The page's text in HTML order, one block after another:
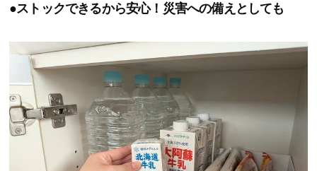
●ストックできるから安心！災害への備えとしても